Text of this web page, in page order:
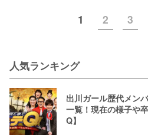
1 2 3
人気ランキング
出川ガール歴代メン
一覧！現在の様子や
Q】